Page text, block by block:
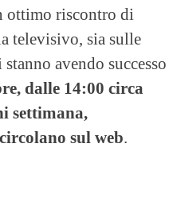
ottimo riscontro di
televisivo, sia sulle
avendo successo
dalle 14:00 circa
settimana,
sul web.